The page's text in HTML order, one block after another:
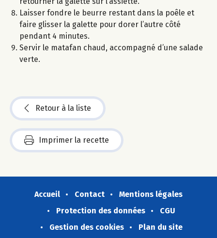
Laisser fondre le beurre restant dans la poêle et
faire glisser la galette pour dorer l’autre côté
pendant 4 minutes.
Servir le matafan chaud, accompagné d’une salade
verte.
Retour à la liste
Imprimer la recette
Accueil Contact
Mentions légales
Protection des données
CGU
Gestion des cookies
Plan du site